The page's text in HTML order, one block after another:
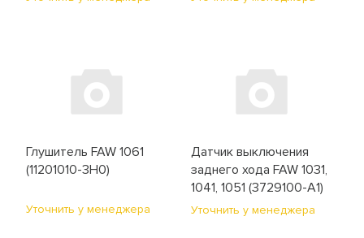
Глушитель FAW 1061
(11201010-3H0)
Уточнить у менеджера
Датчик выключения
заднего хода FAW 1031,
1041, 1051 (3729100-A1)
Уточнить у менеджера